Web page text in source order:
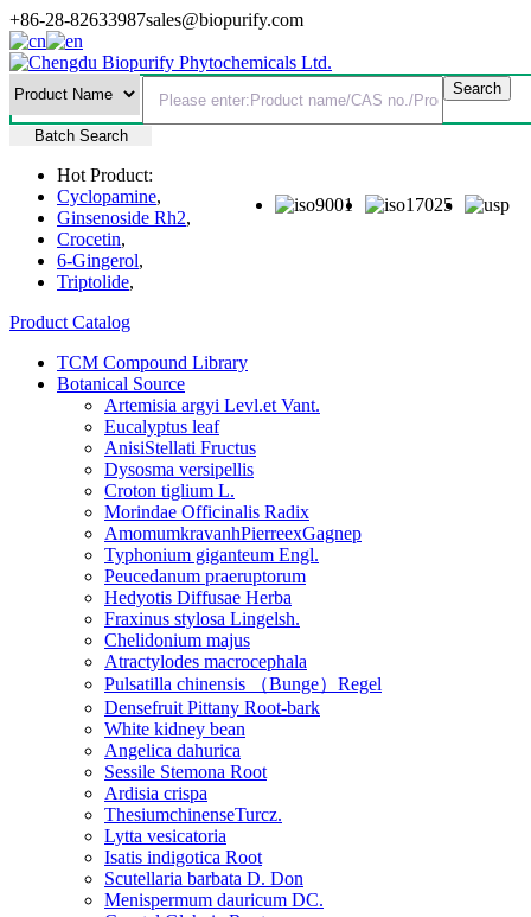
+86-28-82633987sales@biopurify.com
Batch Search
Hot Product:
Cyclopamine,
Ginsenoside Rh2,
Crocetin,
6-Gingerol,
Triptolide,
Product Catalog
TCM Compound Library
Botanical Source
Artemisia argyi Levl.et Vant.
Eucalyptus leaf
AnisiStellati Fructus
Dysosma versipellis
Croton tiglium L.
Morindae Officinalis Radix
AmomumkravanhPierreexGagnep
Typhonium giganteum Engl.
Peucedanum praeruptorum
Hedyotis Diffusae Herba
Fraxinus stylosa Lingelsh.
Chelidonium majus
Atractylodes macrocephala
Pulsatilla chinensis （Bunge）Regel
Densefruit Pittany Root-bark
White kidney bean
Angelica dahurica
Sessile Stemona Root
Ardisia crispa
ThesiumchinenseTurcz.
Lytta vesicatoria
Isatis indigotica Root
Scutellaria barbata D. Don
Menispermum dauricum DC.